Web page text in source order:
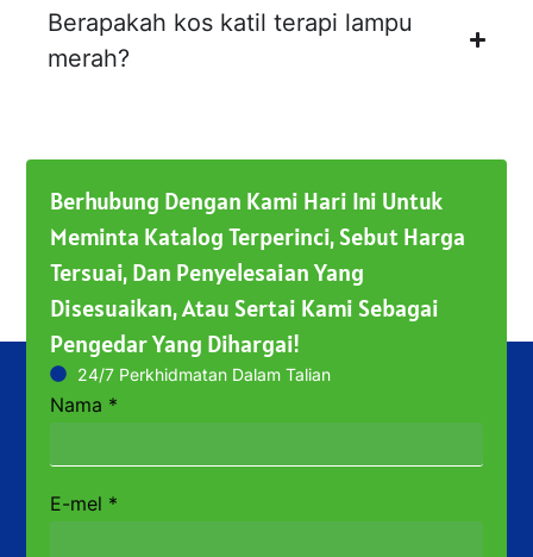
Berapakah kos katil terapi lampu
merah?
Berhubung Dengan Kami Hari Ini Untuk
Meminta Katalog Terperinci, Sebut Harga
Tersuai, Dan Penyelesaian Yang
Disesuaikan, Atau Sertai Kami Sebagai
Pengedar Yang Dihargai!
24/7 Perkhidmatan Dalam Talian
Nama *
E-mel *